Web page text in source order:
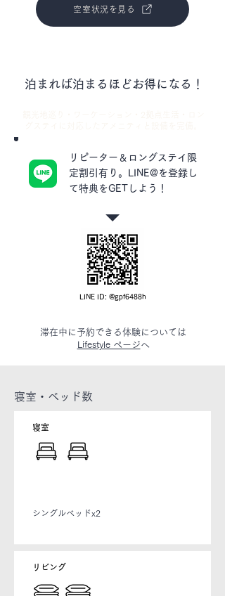
空室状況を見る
泊まれば泊まるほどお得になる！
リピーター＆ロングステイ限
定割引有り。
LINE@を登録し
て特典をGETしよう！
LINE ID: @gpf6488h
滞在中に予約できる体験については
Lifestyle ページへ
寝室・ベッド数
​寝室
シングルベッドx2
リビング